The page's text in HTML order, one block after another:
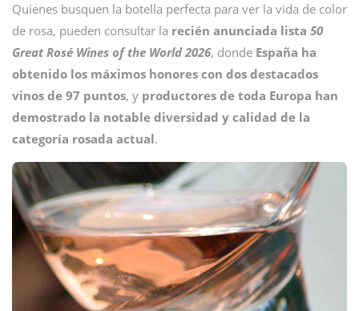
Quienes busquen la botella perfecta para ver la vida de color
de rosa, pueden consultar la recién anunciada lista 50
Great Rosé Wines of the World 2026, donde España ha
obtenido los máximos honores con dos destacados
vinos de 97 puntos, y productores de toda Europa han
demostrado la notable diversidad y calidad de la
categoría rosada actual.